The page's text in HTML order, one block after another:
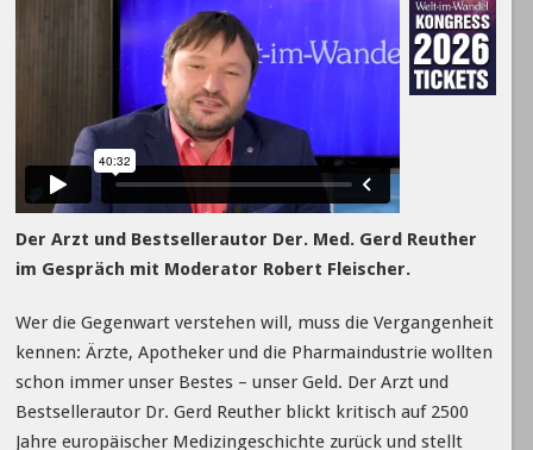
Der Arzt und Bestsellerautor Der. Med. Gerd Reuther
im Gespräch mit Moderator Robert Fleischer.
Wer die Gegenwart verstehen will, muss die Vergangenheit
kennen: Ärzte, Apotheker und die Pharmaindustrie wollten
schon immer unser Bestes – unser Geld. Der Arzt und
Bestsellerautor Dr. Gerd Reuther blickt kritisch auf 2500
Jahre europäischer Medizingeschichte zurück und stellt